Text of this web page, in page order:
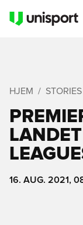
HJEM STORIES
16. AUG. 2021,